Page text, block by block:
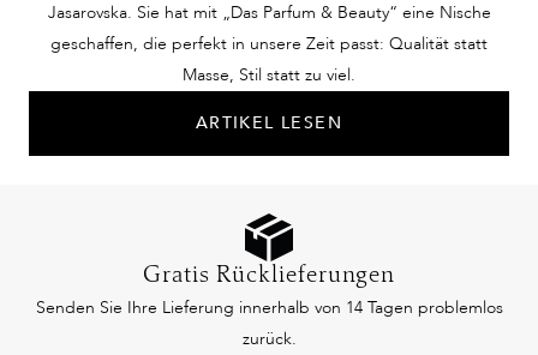
Jasarovska. Sie hat mit „Das Parfum & Beauty“ eine Nische
geschaffen, die perfekt in unsere Zeit passt: Qualität statt
Masse, Stil statt zu viel.
ARTIKEL LESEN
Gratis Rücklieferungen
Senden Sie Ihre Lieferung innerhalb von 14 Tagen problemlos
zurück.